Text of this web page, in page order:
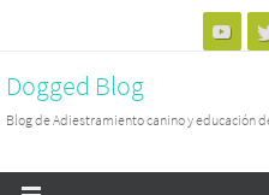
Dogged Blog
Blog de Adiestramiento canino y educación